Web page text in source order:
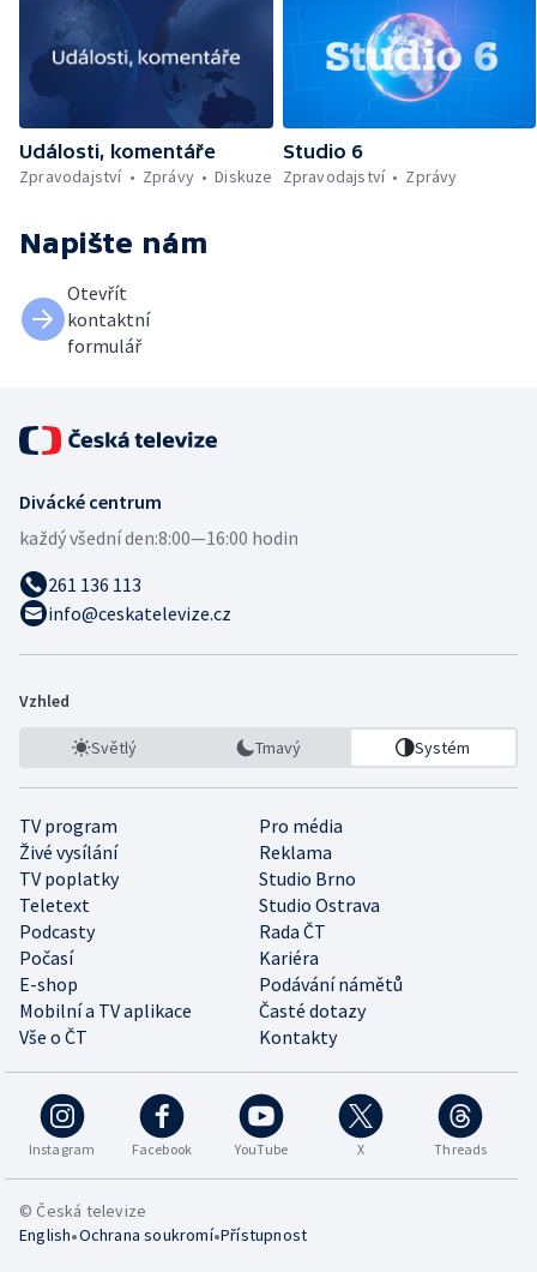
Události, komentáře
Zpravodajství
Zprávy Diskuze
Studio 6
Zpravodajství
Zprávy
Napište nám
Otevřít
kontaktní
formulář
Divácké centrum
každý všední den:8:00—16:00 hodin
261 136 113
info@ceskatelevize.cz
Vzhled
Světlý Tmavý Systém
TV program
Pro média
Živé vysílání
Reklama
TV poplatky
Studio Brno
Teletext
Studio Ostrava
Podcasty
Rada ČT
Počasí
Kariéra
E-shop
Podávání námětů
Mobilní a TV aplikace
Časté dotazy
Vše o ČT
Kontakty
Instagram Facebook YouTube X Threads
© Česká televize
English•Ochrana soukromí•Přístupnost